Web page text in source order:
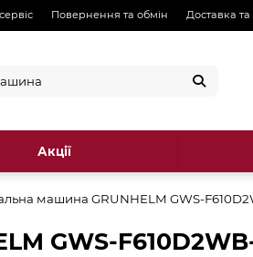
Повернення та обмін Доставка та
Акції
машина GRUNHELM GWS-
GWS-